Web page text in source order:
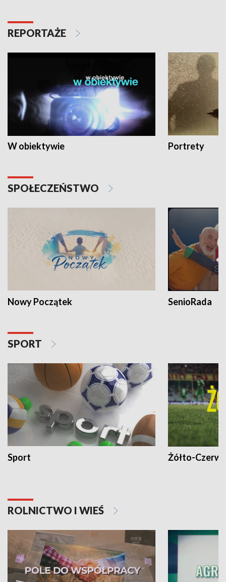
REPORTAŻE
W obiektywie Portrety
SPOŁECZEŃSTWO
Nowy Początek SenioRada
SPORT
Sport Żółto-
ROLNICTWO I WIEŚ